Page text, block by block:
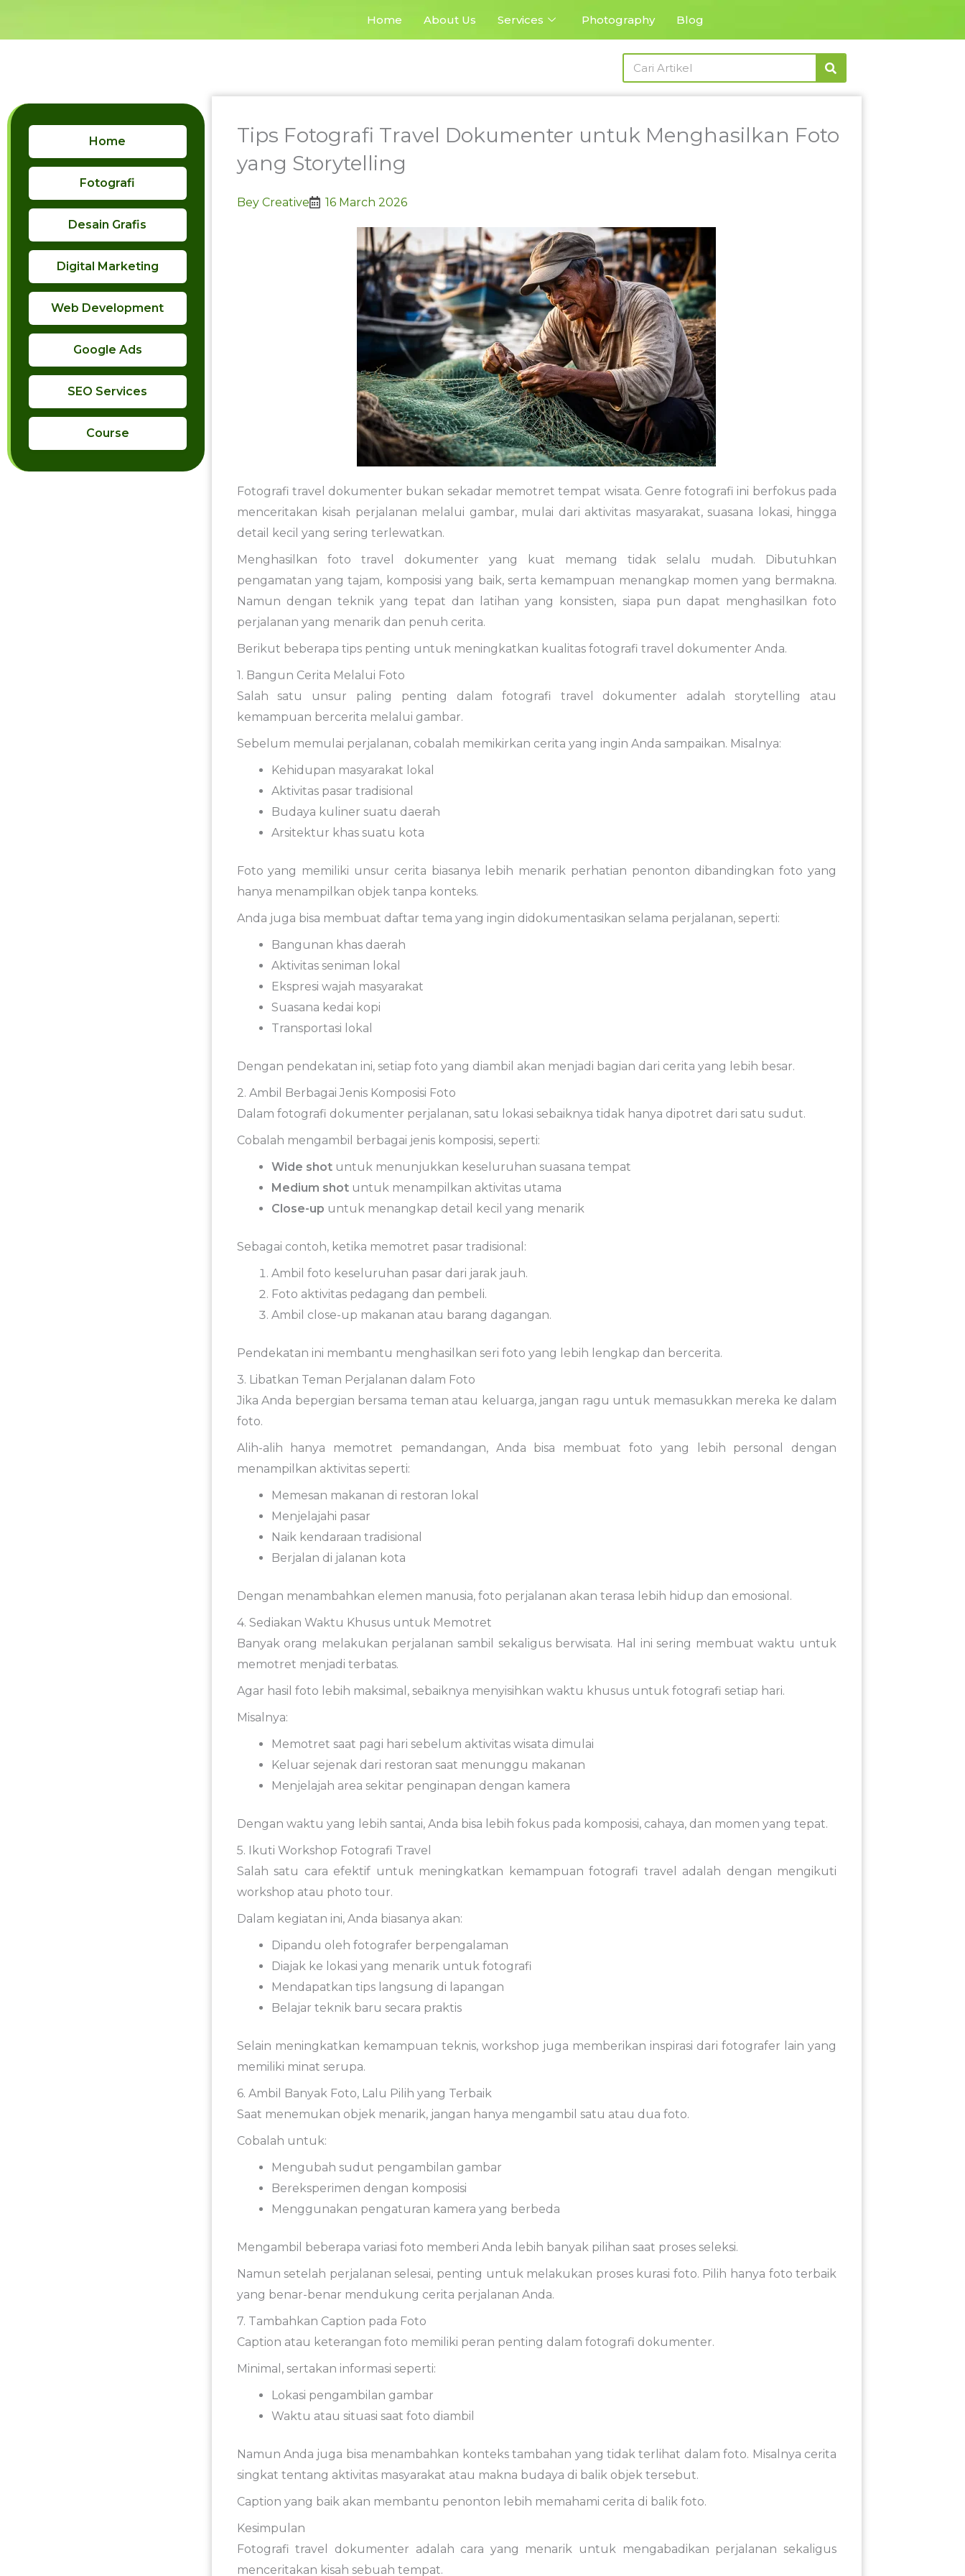
Home About Us Services Photography Blog
Search
Home
Fotografi
Desain Grafis
Digital Marketing
Web Development
Google Ads
SEO Services
Course
Tips Fotografi Travel Dokumenter untuk Menghasilkan Foto
yang Storytelling
Bey Creative 16 March 2026
Fotografi travel dokumenter bukan sekadar memotrettempat wisata. Genrefotografi ini berfokus pada
menceritakan kisah perjalanan melalui gambar, mulai dari aktivitas masyarakat,suasana lokasi, hingga
detail
kecil yang sering terlewatkan.
Menghasilkan foto travel dokumenter yang kuat memang tidak selalu mudah.
Dibutuhkan
pengamatanyangtajam, komposisiyang baik,serta kemampuan menangkap momen yang bermakna.
Namun dengan teknik yangtepat dan latihanyang konsisten, siapa pun dapat menghasilkanfoto
perjalanan yang menarik dan penuh cerita.
Berikut beberapa tips penting untuk meningkatkan kualitas fotografi travel dokumenter Anda.
1. Bangun Cerita Melalui Foto
Salahsatu unsur paling penting dalam fotografi travel dokumenter adalahstorytelling
atau
kemampuan bercerita melalui gambar.
Sebelum memulai perjalanan, cobalah memikirkan cerita yang ingin Anda sampaikan. Misalnya:
Kehidupan masyarakat lokal
Aktivitas pasar tradisional
Budaya kuliner suatu daerah
Arsitektur khas suatu kota
Fotoyang memiliki unsur cerita biasanya lebih menarik perhatian penonton dibandingkanfoto yang
hanya menampilkan objek tanpa konteks.
Anda juga bisa membuat daftar tema yang ingin didokumentasikan selama perjalanan, seperti:
Bangunan khas daerah
Aktivitas seniman lokal
Ekspresi wajah masyarakat
Suasana kedai kopi
Transportasi lokal
Dengan pendekatan ini, setiap foto yang diambil akan menjadi bagian dari cerita yang lebih besar.
2. Ambil Berbagai Jenis Komposisi Foto
Dalam fotografi dokumenter perjalanan, satu lokasi sebaiknya tidak hanya dipotret dari satu sudut.
Cobalah mengambil berbagai jenis komposisi, seperti:
Wide shot untuk menunjukkan keseluruhan suasana tempat
Medium shot untuk menampilkan aktivitas utama
Close-up untuk menangkap detail kecil yang menarik
Sebagai contoh, ketika memotret pasar tradisional:
Ambil foto keseluruhan pasar dari jarak jauh.
Foto aktivitas pedagang dan pembeli.
Ambil close-up makanan atau barang dagangan.
Pendekatan ini membantu menghasilkan seri foto yang lebih lengkap dan bercerita.
3. Libatkan Teman Perjalanan dalam Foto
JikaAnda bepergian bersama teman atau keluarga, jangan ragu untuk memasukkan mereka ke dalam
foto.
Alih-alih hanya memotret pemandangan, Anda bisa membuat foto yang lebih personal dengan
menampilkan aktivitas seperti:
Memesan makanan di restoran lokal
Menjelajahi pasar
Naik kendaraan tradisional
Berjalan di jalanan kota
Dengan menambahkan elemen manusia, foto perjalanan akan terasa lebih hidup dan emosional .
4. Sediakan Waktu Khusus untuk Memotret
Banyak orang melakukan perjalanansambil sekaligus berwisata. Hal inisering membuatwaktu untuk
memotret menjadi terbatas.
Agar hasil foto lebih maksimal, sebaiknya menyisihkan waktu khusus untuk fotografi setiap hari.
Misalnya:
Memotret saat pagi hari sebelum aktivitas wisata dimulai
Keluar sejenak dari restoran saat menunggu makanan
Menjelajah area sekitar penginapan dengan kamera
Dengan waktu yang lebih santai, Anda bisa lebih fokus pada komposisi, cahaya, dan momen yang tepat.
5. Ikuti Workshop Fotografi Travel
Salahsatu cara efektif untuk meningkatkan kemampuanfotografi travel adalah dengan mengikuti
workshop atau photo tour.
Dalam kegiatan ini, Anda biasanya akan:
Dipandu oleh fotografer berpengalaman
Diajak ke lokasi yang menarik untuk fotografi
Mendapatkan tips langsung di lapangan
Belajar teknik baru secara praktis
Selain meningkatkan kemampuan teknis, workshop juga memberikan inspirasi darifotografer lain yang
memiliki minat serupa.
6. Ambil Banyak Foto, Lalu Pilih yang Terbaik
Saat menemukan objek menarik, jangan hanya mengambil satu atau dua foto.
Cobalah untuk:
Mengubah sudut pengambilan gambar
Bereksperimen dengan komposisi
Menggunakan pengaturan kamera yang berbeda
Mengambil beberapa variasi foto memberi Anda lebih banyak pilihan saat proses seleksi.
Namunsetelah perjalananselesai, penting untuk melakukan proses kurasi foto. Pilih hanya fototerbaik
yang benar- benar mendukung cerita perjalanan Anda.
7. Tambahkan Caption pada Foto
Caption atau keterangan foto memiliki peran penting dalam fotografi dokumenter.
Minimal, sertakan informasi seperti:
Lokasi pengambilan gambar
Waktu atau situasi saat foto diambil
NamunAnda juga bisa menambahkan kontekstambahan yang tidakterlihat dalamfoto. Misalnya cerita
singkat tentang aktivitas masyarakat atau makna budaya di balik objek tersebut.
Caption yang baik akan membantu penonton lebih memahami cerita di balik foto.
Kesimpulan
Fotografitravel dokumenter adalah cara yang menarik untuk mengabadikan perjalanansekaligus
menceritakan kisah sebuah tempat.